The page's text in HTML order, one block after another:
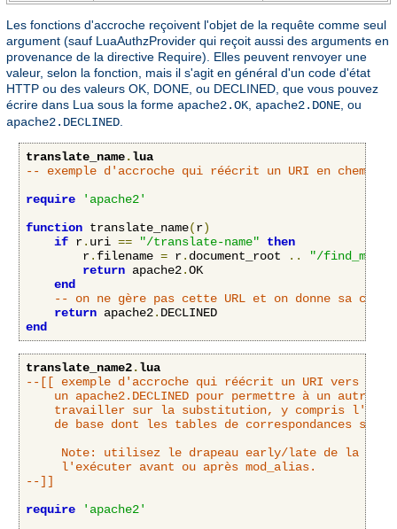
Les fonctions d'accroche reçoivent l'objet de la requête comme seul
argument (sauf LuaAuthzProvider qui reçoit aussi des arguments en
provenance de la directive Require). Elles peuvent renvoyer une
valeur, selon la fonction, mais il s'agit en général d'un code d'état
HTTP ou des valeurs OK, DONE, ou DECLINED, que vous pouvez
écrire dans Lua sous la forme apache2.OK apache2.DONE , ou
apache2.DECLINED
translate_name.lua
-- exemple d'accroche qui réécrit un URI en chemin
require
'apache2'
function translate_name(r)
if r. uri == "/translate-name"
then
        r
. filename = r. document_root ..
"/
return apache2.OK
end
-- on ne gère pas cette URL et on donne sa
return apache2.
end
translate_name2.lua
--[[ exemple d'accroche qui réécrit un URI vers un
Note: utilisez le drapeau early/late de la
     l'exécuter avant ou après mod_alias.
--]]
require
'apache2'